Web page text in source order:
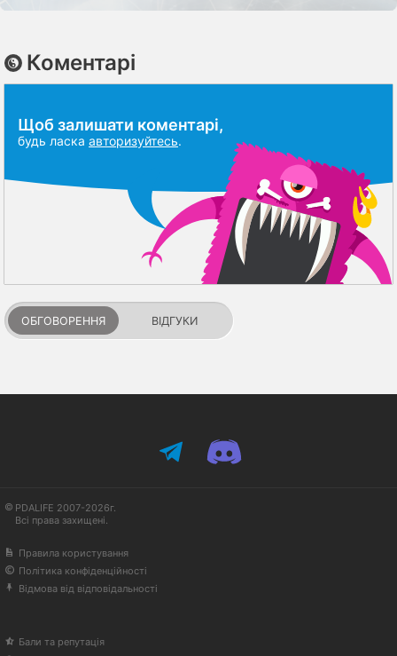
Коментарі
Щоб залишати коментарі,
будь ласка авторизуйтесь.
ОБГОВОРЕННЯ ВІДГУКИ
PDALIFE 2007-2026г.
Всі права захищені.
Правила користування
Політика конфіденційності
Відмова від відповідальності
Бали та репутація